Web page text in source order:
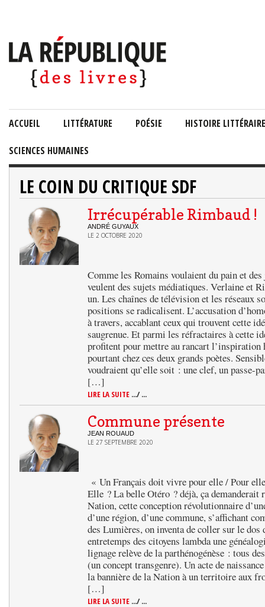
ACCUEIL LITTÉRATURE POÉSIE HISTOIRE LITTÉRAIRE
SCIENCES HUMAINES
LE COIN DU CRITIQUE SDF
Irrécupérable Rimbaud !
ANDRÉ GUYAUX
LE 2 OCTOBRE 2020
Comme les Romains voulaient du pain et
veulent des sujets médiatiques. Verlaine et
un. Les chaînes de télévision et les réseaux
positions se radicalisent. L’accusation
à travers, accablant ceux qui trouvent cette
saugrenue. Et parmi les réfractaires à cette
profitent pour mettre au rancart l’inspiration
pourtant chez ces deux grands poètes.
voudraient qu’elle soit : une clef, un passe-
[…]
LIRE LA SUITE .../ ...
Commune présente
JEAN ROUAUD
LE 27 SEPTEMBRE 2020
« Un Français doit vivre pour elle / Pour
Elle ? La belle Otéro ? déjà, ça demanderait
Nation, cette conception révolutionnaire
d’une région, d’une commune, s’affichant
des Lumières, on inventa de coller sur le dos
entretemps des citoyens lambda une
lignage relève de la parthénogénèse : tous
(un concept transgenre). Un acte de
la bannière de la Nation à un territoire aux
[…]
LIRE LA SUITE .../ ...